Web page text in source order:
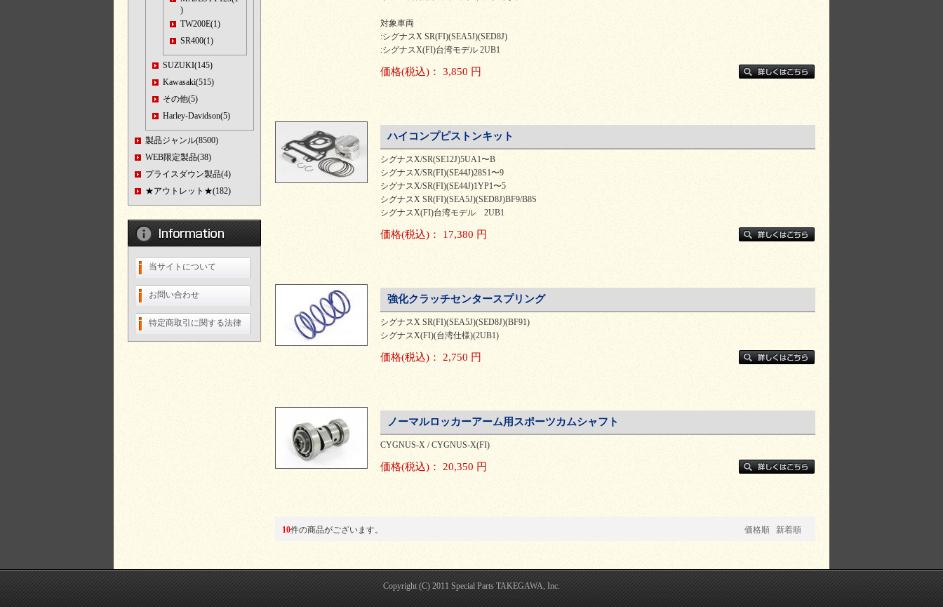
)
TW200E(1)
SR400(1)
SUZUKI(145)
Kawasaki(515)
その他(5)
Harley-Davidson(5)
製品ジャンル(8500)
WEB限定製品(38)
プライスダウン製品(4)
★アウトレット★(182)
当サイトについて
お問い合わせ
特定商取引に関する法律
対象車両
:シグナスX SR(FI)(SEA5J)(SED8J)
:シグナスX(FI)台湾モデル 2UB1
価格(税込) ： 3,850 円
ハイコンプピストンキット
シグナスX/SR(SE12J)5UA1〜B
シグナスX/SR(FI)(SE44J)28S1〜9
シグナスX/SR(FI)(SE44J)1YP1〜5
シグナスX SR(FI)(SEA5J)(SED8J)BF9/B8S
シグナスX(FI)台湾モデル 2UB1
価格(税込) ： 17,380 円
強化クラッチセンタースプリング
シグナスX SR(FI)(SEA5J)(SED8J)(BF91)
シグナスX(FI)(台湾仕様)(2UB1)
価格(税込) ： 2,750 円
ノーマルロッカーアーム用スポーツカムシャフト
CYGNUS-X / CYGNUS-X(FI)
価格(税込) ： 20,350 円
10件の商品がございます。 価格順 新着順
Copyright (C) 2011 Special Parts TAKEGAWA, Inc.